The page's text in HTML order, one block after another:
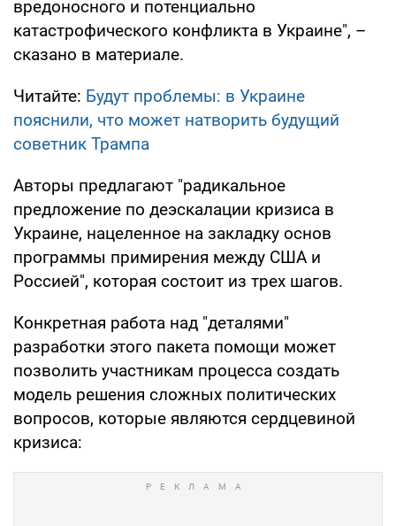
вредоносного и потенциально
катастрофического конфликта в Украине", –
сказано в материале.
Читайте: Будут проблемы: в Украине
пояснили, что может натворить будущий
советник Трампа
Авторы предлагают "радикальное
предложение по деэскалации кризиса в
Украине, нацеленное на закладку основ
программы примирения между США и
Россией", которая состоит из трех шагов.
Конкретная работа над "деталями"
разработки этого пакета помощи может
позволить участникам процесса создать
модель решения сложных политических
вопросов, которые являются сердцевиной
кризиса: